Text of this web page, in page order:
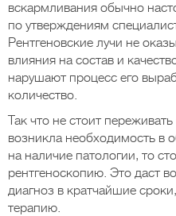
вскармливания обычно
по утверждениям
Рентгеновские лучи не
влияния на состав и
нарушают процесс его
количество.
Так что не стоит
возникла необходимость в
на наличие патологии, то
рентгеноскопию. Это даст
диагноз в кратчайшие
терапию.